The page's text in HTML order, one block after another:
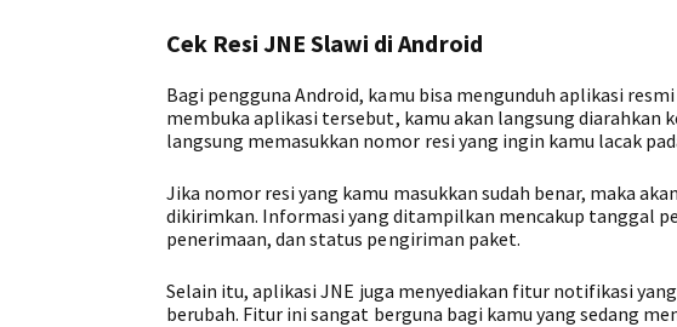
Cek Resi JNE Slawi di Android
Bagi pengguna Android, kamu bisa mengunduh aplikasi
membuka aplikasi tersebut, kamu akan langsung diarahkan
langsung memasukkan nomor resi yang ingin kamu lacak
Jika nomor resi yang kamu masukkan sudah benar, maka
dikirimkan. Informasi yang ditampilkan mencakup tanggal
penerimaan, dan status pengiriman paket.
Selain itu, aplikasi JNE juga menyediakan fitur notifikasi
berubah. Fitur ini sangat berguna bagi kamu yang sedang